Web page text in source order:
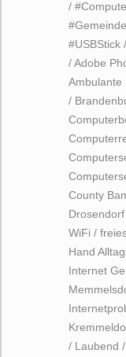
/
#USBStick /
/Adobe
Ambulante
/
County
Drosendorf
WiFi /
Hand
Internet
/ Laubend /